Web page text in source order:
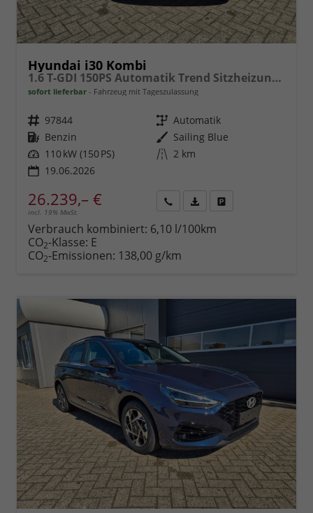
Hyundai i30 Kombi
1.6 T-GDI 150PS Automatik Trend Sitzheizung Lenkradheizung Klimaautomatik PDC v+h Rückf.Kamera Navi Apple CarPlay + Android Auto 16"LM
sofort lieferbar Fahrzeug mit Tageszulassung
Fahrzeugnr. 97844 Getriebe Automatik
Kraftstoff Benzin Außenfarbe Sailing Blue
Leistung 110 kW (150 PS) Kilometerstand 2 km
19.06.2026
26.239,– €
incl. 19% MwSt.
anfordern
Datei,
Verbrauch kombiniert: 6,10 l/100km
CO2-Klasse: E
CO2-Emissionen: 138,00 g/km